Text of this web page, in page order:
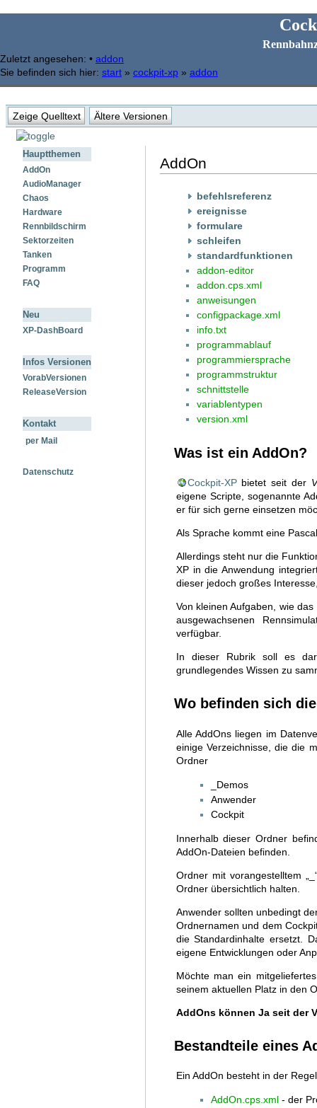
Zuletzt angesehen: • addon
Sie befinden sich hier: start » cockpit-xp » addon
Zeige Quelltext Ältere Versionen
Hauptthemen
AddOn
AudioManager
Chaos
Hardware
Rennbildschirm
Sektorzeiten
Tanken
Programm
FAQ
Neu
XP-DashBoard
Infos Versionen
VorabVersionen
ReleaseVersion
Kontakt
per Mail
Datenschutz
AddOn
befehlsreferenz
ereignisse
formulare
schleifen
standardfunktionen
addon-editor
addon.cps.xml
anweisungen
configpackage.xml
info.txt
programmablauf
programmiersprache
programmstruktur
schnittstelle
variablentypen
version.xml
Was ist ein AddOn?
Cockpit-XPbietet seit der
eigene Scripte, sogenannte
er für sich gerne einsetzen
Als Sprache kommt eine
Allerdings steht nur die
XP in die Anwendung
dieser jedoch großes
Von kleinen Aufgaben, wie
ausgewachsenen
verfügbar.
In dieser Rubrik soll es
grundlegendes Wissen zu
Wo befinden sich
Alle AddOns liegen im
einige Verzeichnisse, die die
Ordner
_Demos
Anwender
Cockpit
Innerhalb dieser Ordner
AddOn-Dateien befinden.
Ordner mit vorangestelltem
Ordner übersichtlich halten.
Anwender sollten unbedingt
Ordnernamen und dem
die Standardinhalte ersetzt.
eigene Entwicklungen oder
Möchte man ein
seinem aktuellen Platz in den
AddOns können Ja seit der
Bestandteile eines
Ein AddOn besteht in der
AddOn.cps.xml- der